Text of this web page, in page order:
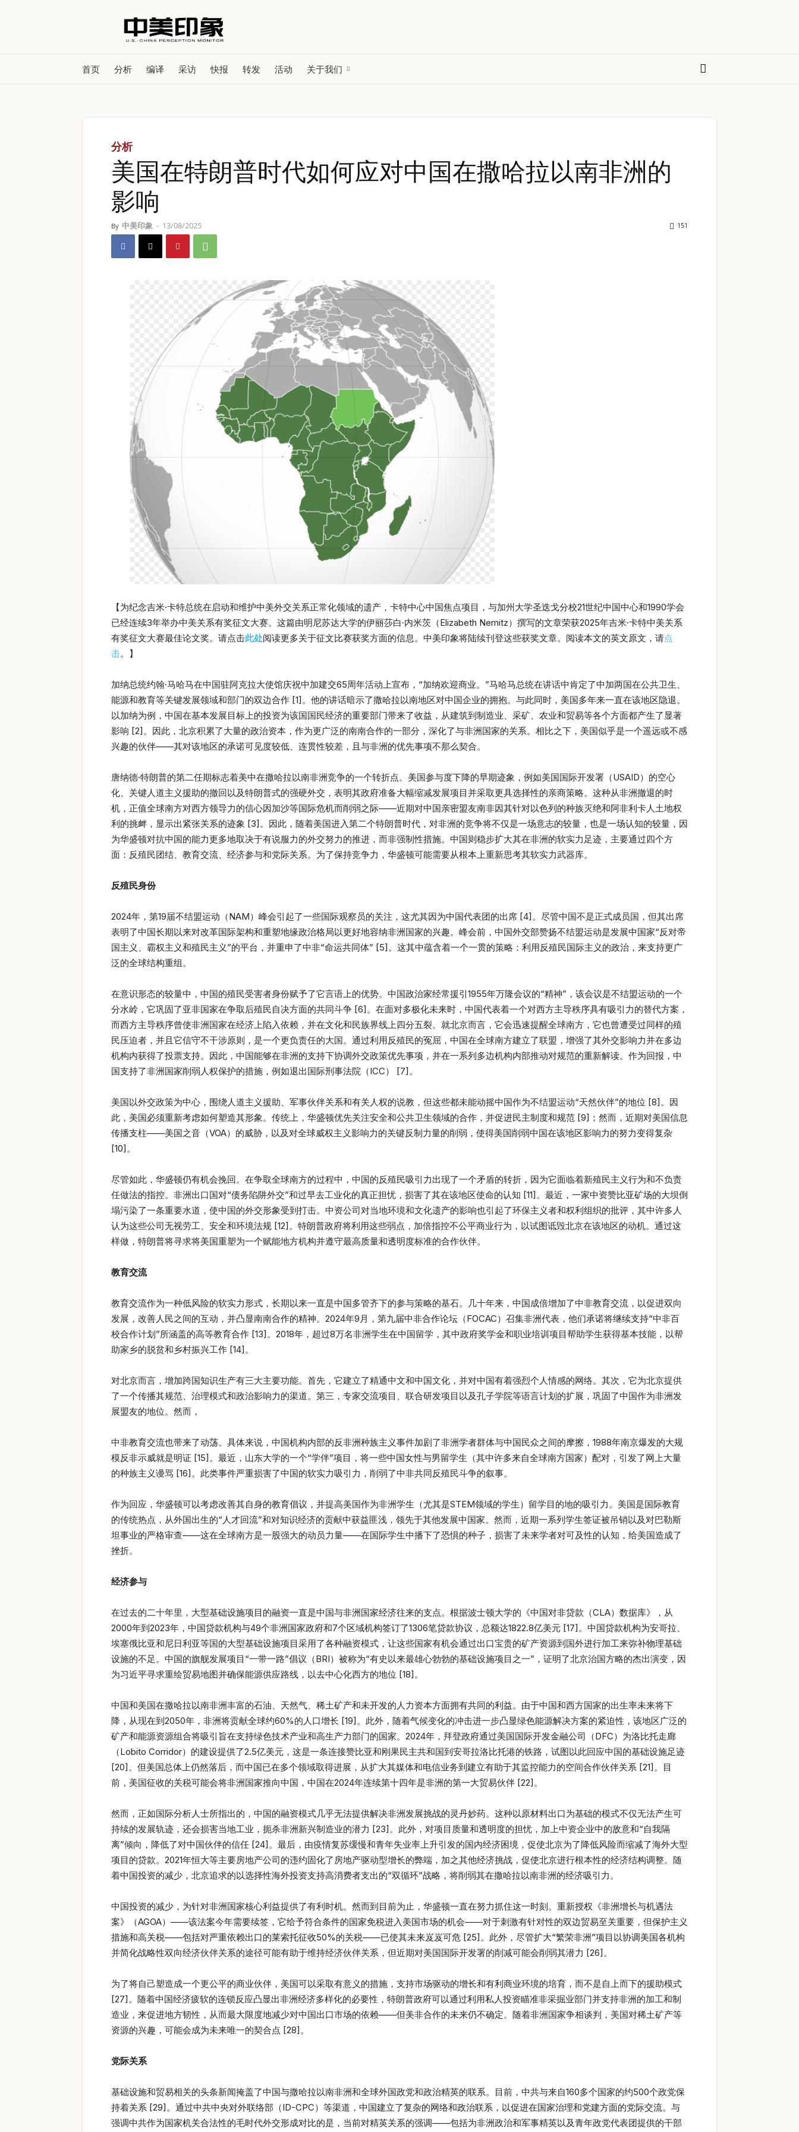
首页 分析 编译 采访 快报 转发 活动 关于我们
分析
美国在特朗普时代如何应对中国在撒哈拉以南非洲的
影响
By 中美印象 - 13/08/2025 151
【为纪念吉米·卡特总统在启动和维护中美外交关系正常化领域的遗产，卡特中心中国焦点项目，与加州大学圣迭戈分校21世纪中国中心和1990学会
已经连续3年举办中美关系有奖征文大赛。这篇由明尼苏达大学的伊丽莎白·内米茨（Elizabeth Nemitz）撰写的文章荣获2025年吉米·卡特中美关系
有奖征文大赛最佳论文奖。请点击此处阅读更多关于征文比赛获奖方面的信息。中美印象将陆续刊登这些获奖文章。阅读本文的英文原文，请点
击。】
加纳总统约翰·马哈马在中国驻阿克拉大使馆庆祝中加建交65周年活动上宣布，“加纳欢迎商业。”马哈马总统在讲话中肯定了中加两国在公共卫生、
能源和教育等关键发展领域和部门的双边合作 [1]。他的讲话暗示了撒哈拉以南地区对中国企业的拥抱。与此同时，美国多年来一直在该地区隐退。
以加纳为例，中国在基本发展目标上的投资为该国国民经济的重要部门带来了收益，从建筑到制造业、采矿、农业和贸易等各个方面都产生了显著
影响 [2]。因此，北京积累了大量的政治资本，作为更广泛的南南合作的一部分，深化了与非洲国家的关系。相比之下，美国似乎是一个遥远或不感
兴趣的伙伴——其对该地区的承诺可见度较低、连贯性较差，且与非洲的优先事项不那么契合。
唐纳德·特朗普的第二任期标志着美中在撒哈拉以南非洲竞争的一个转折点。美国参与度下降的早期迹象，例如美国国际开发署（USAID）的空心
化、关键人道主义援助的撤回以及特朗普式的强硬外交，表明其政府准备大幅缩减发展项目并采取更具选择性的亲商策略。这种从非洲撤退的时
机，正值全球南方对西方领导力的信心因加沙等国际危机而削弱之际——近期对中国亲密盟友南非因其针对以色列的种族灭绝和阿非利卡人土地权
利的挑衅，显示出紧张关系的迹象 [3]。因此，随着美国进入第二个特朗普时代，对非洲的竞争将不仅是一场意志的较量，也是一场认知的较量，因
为华盛顿对抗中国的能力更多地取决于有说服力的外交努力的推进，而非强制性措施。中国则稳步扩大其在非洲的软实力足迹，主要通过四个方
面：反殖民团结、教育交流、经济参与和党际关系。为了保持竞争力，华盛顿可能需要从根本上重新思考其软实力武器库。
反殖民身份
2024年，第19届不结盟运动（NAM）峰会引起了一些国际观察员的关注，这尤其因为中国代表团的出席 [4]。尽管中国不是正式成员国，但其出席
表明了中国长期以来对改革国际架构和重塑地缘政治格局以更好地容纳非洲国家的兴趣。峰会前，中国外交部赞扬不结盟运动是发展中国家“反对帝
国主义、霸权主义和殖民主义”的平台，并重申了中非“命运共同体” [5]。这其中蕴含着一个一贯的策略：利用反殖民国际主义的政治，来支持更广
泛的全球结构重组。
在意识形态的较量中，中国的殖民受害者身份赋予了它言语上的优势。中国政治家经常援引1955年万隆会议的“精神”，该会议是不结盟运动的一个
分水岭，它巩固了亚非国家在争取后殖民自决方面的共同斗争 [6]。在面对多极化未来时，中国代表着一个对西方主导秩序具有吸引力的替代方案，
而西方主导秩序曾使非洲国家在经济上陷入依赖，并在文化和民族界线上四分五裂。就北京而言，它会迅速提醒全球南方，它也曾遭受过同样的殖
民压迫者，并且它信守不干涉原则，是一个更负责任的大国。通过利用反殖民的冤屈，中国在全球南方建立了联盟，增强了其外交影响力并在多边
机构内获得了投票支持。因此，中国能够在非洲的支持下协调外交政策优先事项，并在一系列多边机构内部推动对规范的重新解读。作为回报，中
国支持了非洲国家削弱人权保护的措施，例如退出国际刑事法院（ICC） [7]。
美国以外交政策为中心，围绕人道主义援助、军事伙伴关系和有关人权的说教，但这些都未能动摇中国作为不结盟运动“天然伙伴”的地位 [8]。因
此，美国必须重新考虑如何塑造其形象。传统上，华盛顿优先关注安全和公共卫生领域的合作，并促进民主制度和规范 [9]；然而，近期对美国信息
传播支柱——美国之音（VOA）的威胁，以及对全球威权主义影响力的关键反制力量的削弱，使得美国削弱中国在该地区影响力的努力变得复杂
[10]。
尽管如此，华盛顿仍有机会挽回。在争取全球南方的过程中，中国的反殖民吸引力出现了一个矛盾的转折，因为它面临着新殖民主义行为和不负责
任做法的指控。非洲出口国对“债务陷阱外交”和过早去工业化的真正担忧，损害了其在该地区使命的认知 [11]。最近，一家中资赞比亚矿场的大坝倒
塌污染了一条重要水道，使中国的外交形象受到打击。中资公司对当地环境和文化遗产的影响也引起了环保主义者和权利组织的批评，其中许多人
认为这些公司无视劳工、安全和环境法规 [12]。特朗普政府将利用这些弱点，加倍指控不公平商业行为，以试图诋毁北京在该地区的动机。通过这
样做，特朗普将寻求将美国重塑为一个赋能地方机构并遵守最高质量和透明度标准的合作伙伴。
教育交流
教育交流作为一种低风险的软实力形式，长期以来一直是中国多管齐下的参与策略的基石。几十年来，中国成倍增加了中非教育交流，以促进双向
发展，改善人民之间的互动，并凸显南南合作的精神。2024年9月，第九届中非合作论坛（FOCAC）召集非洲代表，他们承诺将继续支持“中非百
校合作计划”所涵盖的高等教育合作 [13]。2018年，超过8万名非洲学生在中国留学，其中政府奖学金和职业培训项目帮助学生获得基本技能，以帮
助家乡的脱贫和乡村振兴工作 [14]。
对北京而言，增加跨国知识生产有三大主要功能。首先，它建立了精通中文和中国文化，并对中国有着强烈个人情感的网络。其次，它为北京提供
了一个传播其规范、治理模式和政治影响力的渠道。第三，专家交流项目、联合研发项目以及孔子学院等语言计划的扩展，巩固了中国作为非洲发
展盟友的地位。然而，
中非教育交流也带来了动荡。具体来说，中国机构内部的反非洲种族主义事件加剧了非洲学者群体与中国民众之间的摩擦，1988年南京爆发的大规
模反非示威就是明证 [15]。最近，山东大学的一个“学伴”项目，将一些中国女性与男留学生（其中许多来自全球南方国家）配对，引发了网上大量
的种族主义谩骂 [16]。此类事件严重损害了中国的软实力吸引力，削弱了中非共同反殖民斗争的叙事。
作为回应，华盛顿可以考虑改善其自身的教育倡议，并提高美国作为非洲学生（尤其是STEM领域的学生）留学目的地的吸引力。美国是国际教育
的传统热点，从外国出生的“人才回流”和对知识经济的贡献中获益匪浅，领先于其他发展中国家。然而，近期一系列学生签证被吊销以及对巴勒斯
坦事业的严格审查——这在全球南方是一股强大的动员力量——在国际学生中播下了恐惧的种子，损害了未来学者对可及性的认知，给美国造成了
挫折。
经济参与
在过去的二十年里，大型基础设施项目的融资一直是中国与非洲国家经济往来的支点。根据波士顿大学的《中国对非贷款（CLA）数据库》，从
2000年到2023年，中国贷款机构与49个非洲国家政府和7个区域机构签订了1306笔贷款协议，总额达1822.8亿美元 [17]。中国贷款机构为安哥拉、
埃塞俄比亚和尼日利亚等国的大型基础设施项目采用了各种融资模式，让这些国家有机会通过出口宝贵的矿产资源到国外进行加工来弥补物理基础
设施的不足。中国的旗舰发展项目“一带一路”倡议（BRI）被称为“有史以来最雄心勃勃的基础设施项目之一”，证明了北京治国方略的杰出演变，因
为习近平寻求重绘贸易地图并确保能源供应路线，以去中心化西方的地位 [18]。
中国和美国在撒哈拉以南非洲丰富的石油、天然气、稀土矿产和未开发的人力资本方面拥有共同的利益。由于中国和西方国家的出生率未来将下
降，从现在到2050年，非洲将贡献全球约60%的人口增长 [19]。此外，随着气候变化的冲击进一步凸显绿色能源解决方案的紧迫性，该地区广泛的
矿产和能源资源组合将吸引旨在支持绿色技术产业和高生产力部门的国家。2024年，拜登政府通过美国国际开发金融公司（DFC）为洛比托走廊
（Lobito Corridor）的建设提供了2.5亿美元，这是一条连接赞比亚和刚果民主共和国到安哥拉洛比托港的铁路，试图以此回应中国的基础设施足迹
[20]。但美国总体上仍然落后，而中国已在多个领域取得进展，从扩大其媒体和电信业务到建立有助于其监控能力的空间合作伙伴关系 [21]。目
前，美国征收的关税可能会将非洲国家推向中国，中国在2024年连续第十四年是非洲的第一大贸易伙伴 [22]。
然而，正如国际分析人士所指出的，中国的融资模式几乎无法提供解决非洲发展挑战的灵丹妙药。这种以原材料出口为基础的模式不仅无法产生可
持续的发展轨迹，还会损害当地工业，扼杀非洲新兴制造业的潜力 [23]。此外，对项目质量和透明度的担忧，加上中资企业中的敌意和“自我隔
离”倾向，降低了对中国伙伴的信任 [24]。最后，由疫情复苏缓慢和青年失业率上升引发的国内经济困境，促使北京为了降低风险而缩减了海外大型
项目的贷款。2021年恒大等主要房地产公司的违约固化了房地产驱动型增长的弊端，加之其他经济挑战，促使北京进行根本性的经济结构调整。随
着中国投资的减少，北京追求的以选择性海外投资支持高消费者支出的“双循环”战略，将削弱其在撒哈拉以南非洲的经济吸引力。
中国投资的减少，为针对非洲国家核心利益提供了有利时机。然而到目前为止，华盛顿一直在努力抓住这一时刻。重新授权《非洲增长与机遇法
案》（AGOA）——该法案今年需要续签，它给予符合条件的国家免税进入美国市场的机会——对于刺激有针对性的双边贸易至关重要，但保护主义
措施和高关税——包括对严重依赖出口的莱索托征收50%的关税——已使其未来岌岌可危 [25]。此外，尽管扩大“繁荣非洲”项目以协调美国各机构
并简化战略性双向经济伙伴关系的途径可能有助于维持经济伙伴关系，但近期对美国国际开发署的削减可能会削弱其潜力 [26]。
为了将自己塑造成一个更公平的商业伙伴，美国可以采取有意义的措施，支持市场驱动的增长和有利商业环境的培育，而不是自上而下的援助模式
[27]。随着中国经济疲软的连锁反应凸显出非洲经济多样化的必要性，特朗普政府可以通过利用私人投资瞄准非采掘业部门并支持非洲的加工和制
造业，来促进地方韧性，从而最大限度地减少对中国出口市场的依赖——但美非合作的未来仍不确定。随着非洲国家争相谈判，美国对稀土矿产等
资源的兴趣，可能会成为未来唯一的契合点 [28]。
党际关系
基础设施和贸易相关的头条新闻掩盖了中国与撒哈拉以南非洲和全球外国政党和政治精英的联系。目前，中共与来自160多个国家的约500个政党保
持着关系 [29]。通过中共中央对外联络部（ID-CPC）等渠道，中国建立了复杂的网络和政治联系，以促进在国家治理和党建方面的党际交流。与
强调中共作为国家机关合法性的毛时代外交形成对比的是，当前对精英关系的强调——包括为非洲政治和军事精英以及青年政党代表团提供的干部